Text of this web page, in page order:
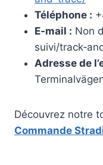
Téléphone :
E‑mail : Non
suivi/
Adresse de
Découvrez notre
Commande